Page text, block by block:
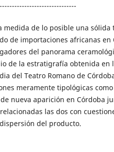
medida de lo posible una sólida
de importaciones africanas en
del panorama
de la estratigrafía obtenida en
del Teatro Romano de
meramente tipológicas como
nueva aparición en Córdoba
las dos con
del producto.